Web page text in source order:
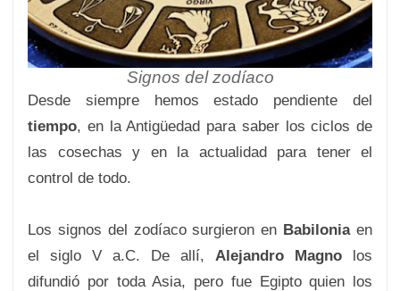
Signos del zodíaco
Desde siempre hemos estado pendiente del
tiempo, en la Antigüedad para saber los ciclos de
las cosechas y en la actualidad para tener el
control de todo.
Los signos del zodíaco surgieron en Babiloniaen
el siglo V a.C. De allí, Alejandro Magno los
difundió por toda Asia, pero fue Egipto quien los